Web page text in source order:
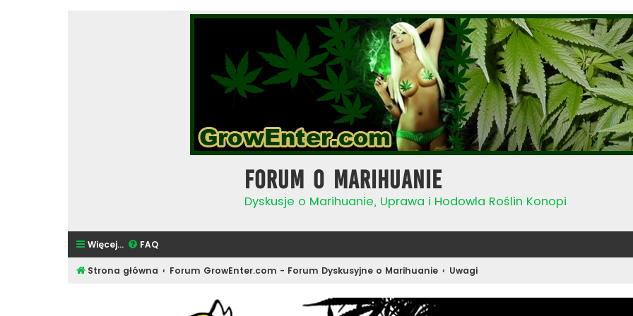
Forum o Marihuanie
Dyskusje o Marihuanie, Uprawa i Hodowla Roślin Konopi
Więcej… FAQ
Strona główna Forum GrowEnter.com - Forum Dyskusyjne o Marihuanie Uwagi